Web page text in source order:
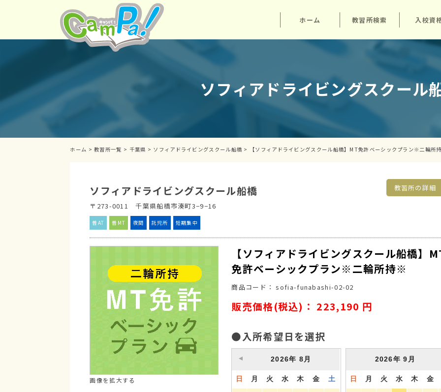
ホーム 教習所検索 入校資
ソフィアドライビングスクール
ホーム >教習所一覧 > 千葉県 > ソフィアドライビングスクール船橋 > 【ソフィアドライビングスクール船橋】MT免許ベーシックプラン※二輪所
ソフィアドライビングスクール船橋
〒273-0011 千葉県船橋市湊町3−9−16
普AT 普MT 夜間 託児所 短期集中
教習所の詳細
画像を拡大する
【ソフィアドライビングスクール船橋】
免許ベーシックプラン※二輪所持※
商品コード： sofia-funabashi-02-02
販売価格(税込)： 223,190 円
●入所希望日を選択
2026年 8月
日 月 火 水 木 金 土
2026年9月
日 月 火 水 木 金